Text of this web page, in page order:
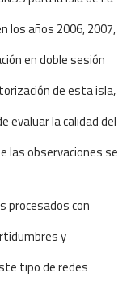
los años 2006, 2007,
en doble sesión
de esta isla,
evaluar la calidad del
las observaciones se
procesados con
y
tipo de redes